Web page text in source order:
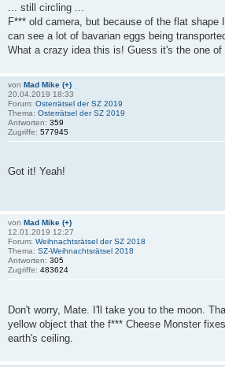
... still circling ...
F*** old camera, but because of the flat shape
can see a lot of bavarian eggs being
What a crazy idea this is! Guess it's the one of
von Mad Mike (+)
20.04.2019 18:33
Forum: Osterrätsel der SZ 2019
Thema: Osterrätsel der SZ 2019
Antworten: 359
Zugriffe: 577945
Got it! Yeah!
von Mad Mike (+)
12.01.2019 12:27
Forum: Weihnachtsrätsel der SZ 2018
Thema: SZ-Weihnachtsrätsel 2018
Antworten: 305
Zugriffe: 483624
Don't worry, Mate. I'll take you to the moon.
yellow object that the f*** Cheese Monster
earth's ceiling.